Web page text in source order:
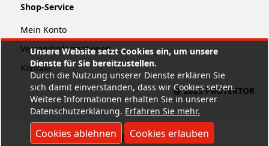
Unsere Website setzt Cookies ein, um unsere
Dienste für Sie bereitzustellen.
Durch die Nutzung unserer Dienste erklären Sie
sich damit einverstanden, dass wir Cookies setzen.
Weitere Informationen erhalten Sie in unserer
Datenschutzerklärung. Erfahren Sie mehr.
Cookies ablehnen Cookies erlauben
Shop-Service
Mein Konto
Versandinformationen
Kontakt
@ 2025 PROTEKTOR